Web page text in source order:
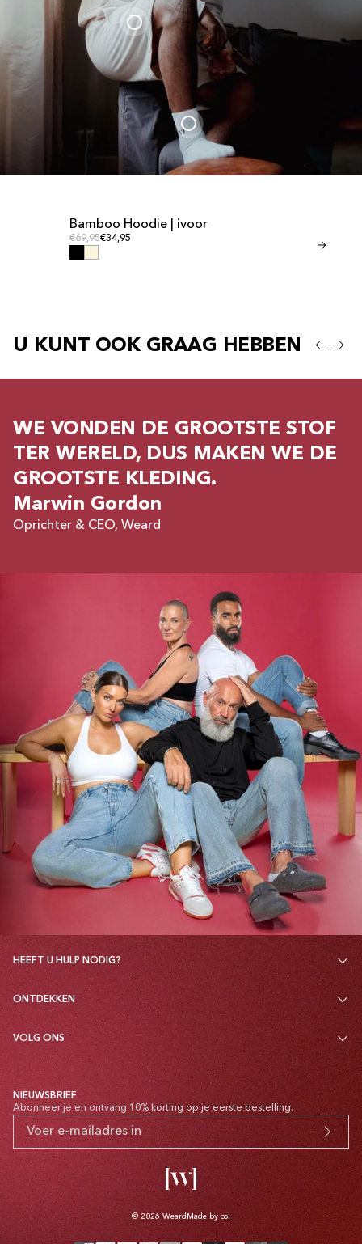
Bamboo Hoodie | ivoor
Reguliere prijs
€69,95Reguliere prijs
€34,95
U KUNT OOK GRAAG HEBBEN
WE VONDEN DE GROOTSTE STOF
TER WERELD, DUS MAKEN WE DE
GROOTSTE KLEDING.
Marwin Gordon
Oprichter & CEO, Weard
HEEFT U HULP NODIG?
ONTDEKKEN
VOLG ONS
NIEUWSBRIEF
Abonneer je en ontvang 10% korting op je eerste bestelling.
© 2026 Weard Made by coi